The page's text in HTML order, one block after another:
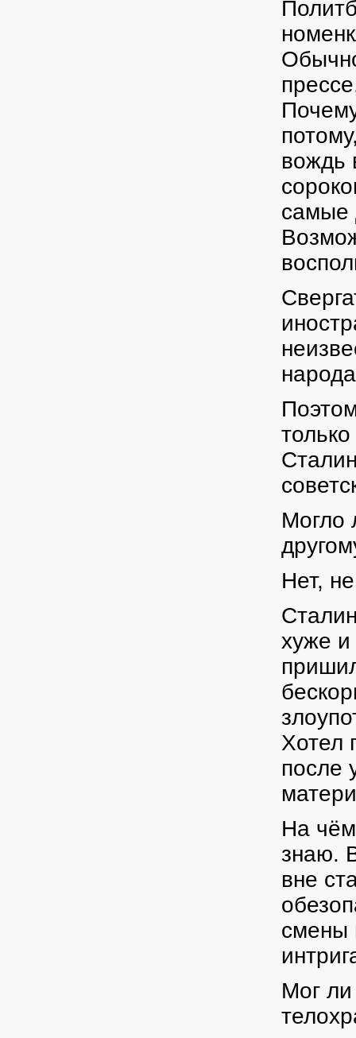
вождь
самые
Могло
Нет,
хуже и
Хотел
после
На
знаю.
вне
смены
Мог